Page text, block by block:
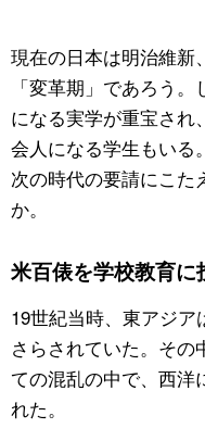
Images
People
東京
お知らせ
現在の日本は明治維新
「変革期」であろう
になる実学が重宝され
会人になる学生もいる
次の時代の要請にこた
か。
米百俵を学校教育に
19世紀当時、東アジ
さらされていた。そ
ての混乱の中で、西洋
れた。